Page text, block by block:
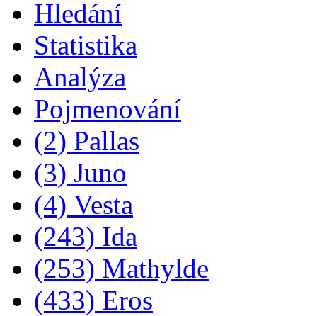
Hledání
Statistika
Analýza
Pojmenování
(2) Pallas
(3) Juno
(4) Vesta
(243) Ida
(253) Mathylde
(433) Eros